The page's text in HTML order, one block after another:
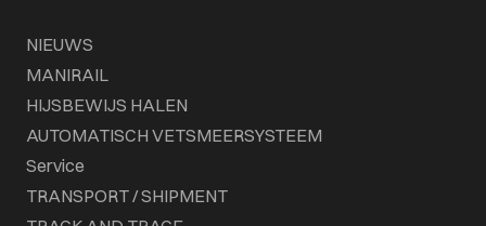
NIEUWS
MANIRAIL
HIJSBEWIJS HALEN
AUTOMATISCH VETSMEERSYSTEEM
Service
TRANSPORT / SHIPMENT